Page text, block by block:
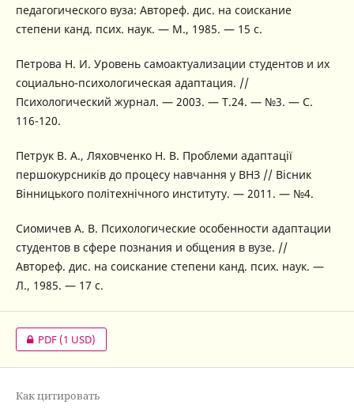
педагогического вуза: Автореф. дис. на соискание
степени канд. псих. наук. — М., 1985. — 15 с.
Петрова Н. И. Уровень самоактуализации студентов и их
социально-психологическая адаптация. //
Психологический журнал. — 2003. — Т.24. — №3. — С.
116-120.
Петрук В. А., Ляховченко Н. В. Проблеми адаптації
першокурсників до процесу навчання у ВНЗ // Вісник
Вінницького політехнічного институту. — 2011. — №4.
Сиомичев А. В. Психологические особенности адаптации
студентов в сфере познания и общения в вузе. //
Автореф. дис. на соискание степени канд. псих. наук. —
Л., 1985. — 17 с.
PDF(1 USD)
Как цитировать